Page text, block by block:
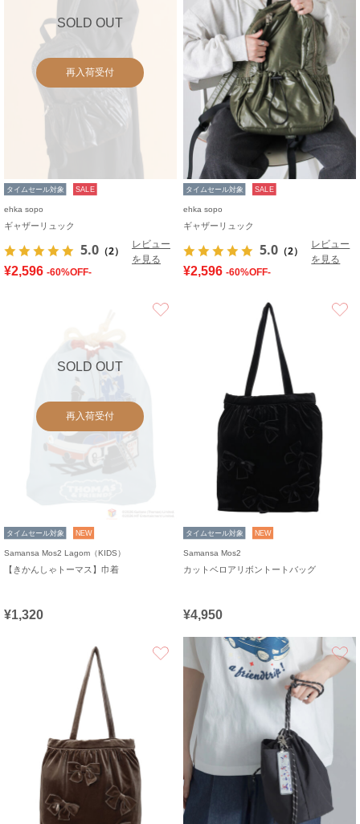
SOLD OUT
再入荷受付
タイムセール対象 SALE
ehka sopo
ギャザーリュック
5.0 （2）
レビュー
を見る
¥2,596 -60%OFF-
タイムセール対象 SALE
ehka sopo
ギャザーリュック
5.0 （2）
レビュー
を見る
¥2,596 -60%OFF-
SOLD OUT
再入荷受付
タイムセール対象 NEW
Samansa Mos2 Lagom（KIDS）
【きかんしゃトーマス】巾着
¥1,320
タイムセール対象 NEW
Samansa Mos2
カットベロアリボントートバッグ
¥4,950
お気に入り